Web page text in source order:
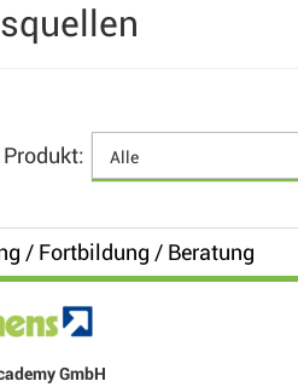
/ Fortbildung / Beratung
GmbH